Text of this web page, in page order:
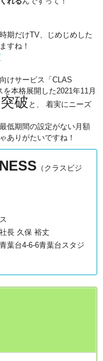
期だけTV、じめじめした
すね！
けサービス「CLAS
本格展開した2021年11月
破 と、 着実にニーズ
低期間の設定がない月額
ありがたいですね！
（クラスビジ
長 久保 裕丈
葉台4-6-6青葉台スタジ